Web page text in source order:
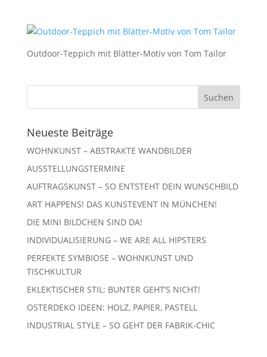
Outdoor-Teppich mit Blätter-Motiv von Tom Tailor
Neueste Beiträge
WOHNKUNST – ABSTRAKTE WANDBILDER
AUSSTELLUNGSTERMINE
AUFTRAGSKUNST – SO ENTSTEHT DEIN WUNSCHBILD
ART HAPPENS! DAS KUNSTEVENT IN MÜNCHEN!
DIE MINI BILDCHEN SIND DA!
INDIVIDUALISIERUNG – WE ARE ALL HIPSTERS
PERFEKTE SYMBIOSE – WOHNKUNST UND
TISCHKULTUR
EKLEKTISCHER STIL: BUNTER GEHT’S NICHT!
OSTERDEKO IDEEN: HOLZ, PAPIER, PASTELL
INDUSTRIAL STYLE – SO GEHT DER FABRIK-CHIC